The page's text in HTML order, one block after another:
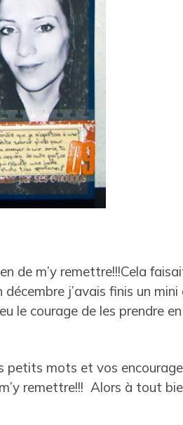
de m’y remettre!!!Cela
j’avais finis un
le courage de les prendre
mots et vos
remettre!!! Alors à tout